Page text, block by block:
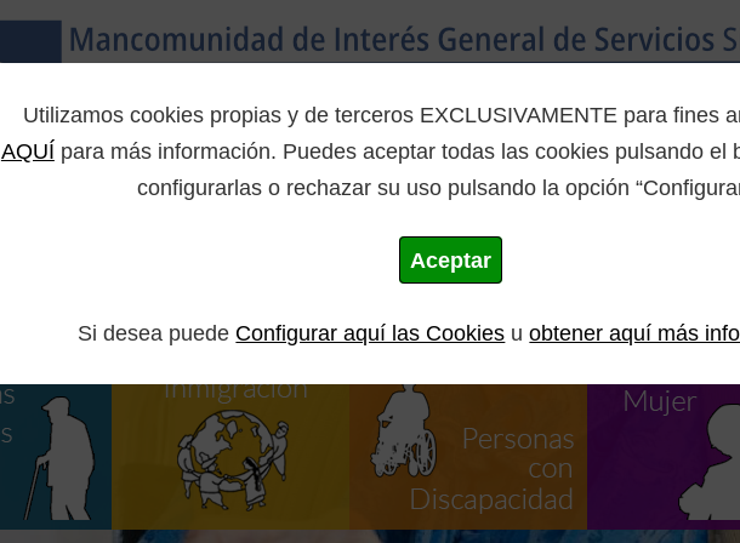
Utilizamos cookies propias y de terceros EXCLUSIVAMENTE para fines
AQUÍ para más información. Puedes aceptar todas las cookies pulsando el
configurarlas o rechazar su uso pulsando la opción
Aceptar
Si desea puede Configurar aquí las Cookies uobtener aquí más
Inicio La Mancomunidad Programas